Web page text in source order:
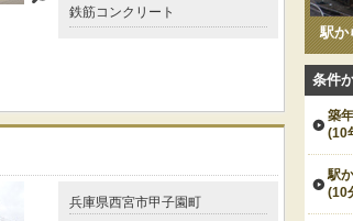
駅か
条件
築
(10
駅
(10
鉄筋コンクリート
兵庫県西宮市甲子園町